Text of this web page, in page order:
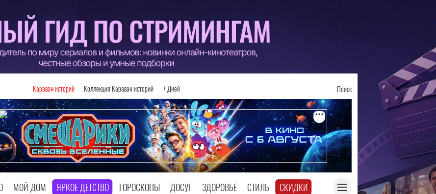
Караван историй Коллекция Караван историй 7 Дней Поиск
МОЙ ДОМ ЯРКОЕ ДЕТСТВО ГОРОСКОПЫ ДОСУГ ЗДОРОВЬЕ СТИЛЬ СКИДКИ